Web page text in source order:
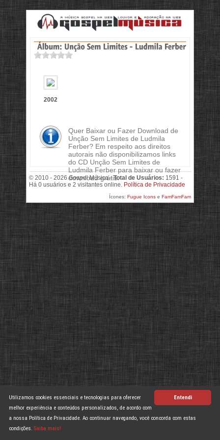
2002
Quer Baixar ou Fazer Download de
Unção Sem Limites de Ludmila
Ferber? Em respeito aos direitos
autorais não disponibilizamos links
do CD Unção Sem Limites de
Ludmila Ferber para baixar ou fazer
download grátis.
© 2010 - 2026 Gospel Música -Total de Usuários: 1591 -
Há 0 usuários e 2 visitantes online. Política de Privacidade
Ícones: Fugue Icons e FamFamFam
Entendi
Utilizamos cookies essenciais e tecnologias para oferecer
melhor experiência e conteúdos personalizados, de acordo com
a nossa Política de Privacidade. Ao continuar navegando, você concorda com estas
condições. Saiba mais!